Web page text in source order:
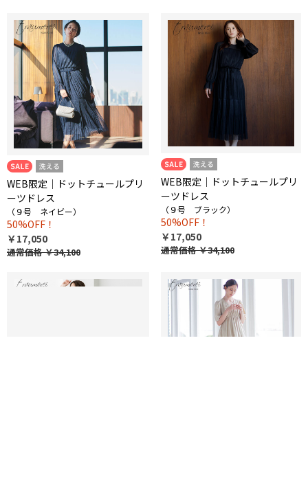
WEB限定｜ドットチュールプリ
ーツドレス
（９号 ネイビー）
50%OFF！
￥17,050
通常価格 ￥34,100
WEB限定｜ドットチュールプリ
ーツドレス
（９号 ブラック）
50%OFF！
￥17,050
通常価格 ￥34,100